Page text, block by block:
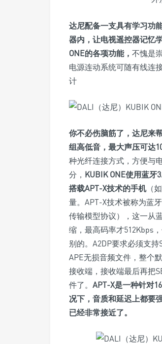
达尼配备一支具有学习功
器内，让电视遥控器记忆
ONE的各项功能， 不愧是
电源连动系统可随有线连
计
你不必伤脑筋了，达尼来
组高低音，最大声压可达
种光纤连接方式，方便与
分， KUBIK ONE使用蓝牙
搭载APT-X技术的手机（
量。APT-X技术被称为蓝
传输模型协议），这一从
缩，最高码率才512Kbps
别的。A2DP要求必须支
APE无损音频文件，整个
接收端，接收端最后再把
件了。 APT-X是一种针对
况下，音质和延迟上都要
已经非常接近了。